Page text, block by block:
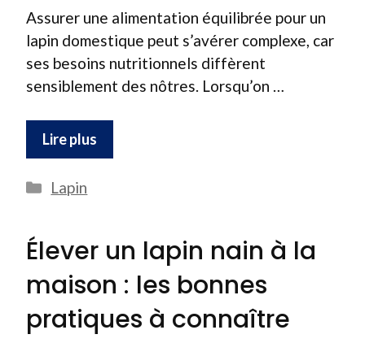
Assurer une alimentation équilibrée pour un
lapin domestique peut s’avérer complexe, car
ses besoins nutritionnels diffèrent
sensiblement des nôtres. Lorsqu’on …
Lire plus
Catégories
Lapin
Élever un lapin nain à la
maison : les bonnes
pratiques à connaître